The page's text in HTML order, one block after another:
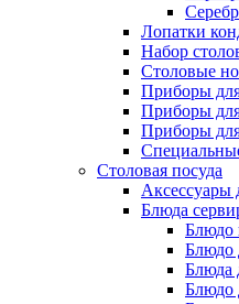
Лопатки
Набор
Столовые
Приборы
Приборы для
Приборы
Столовая посуда
Аксессуары
Блюда
Блюдо
Блюдо
Блюда
Блюдо